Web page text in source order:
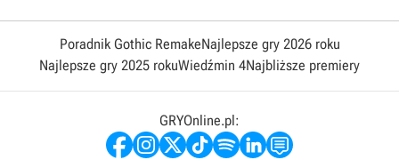
Poradnik Gothic RemakeNajlepsze gry 2026 roku
Najlepsze gry 2025 rokuWiedźmin 4Najbliższe premiery
GRYOnline.pl: